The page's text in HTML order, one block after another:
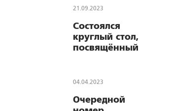
конференция
Византийский
Логос»
21.09.2023
Состоялся
круглый стол,
посвящённый
митрополита
(Храповицкого)
04.04.2023
Очередной